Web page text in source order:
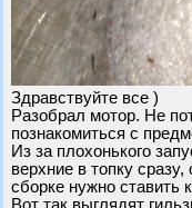
Здравствуйте все )
Разобрал мотор. Не
познакомиться с
Из за плохонького
верхние в топку
сборке нужно ставить